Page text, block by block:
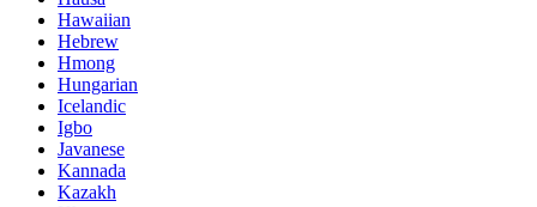
Hawaiian
Hebrew
Hmong
Hungarian
Icelandic
Igbo
Javanese
Kannada
Kazakh